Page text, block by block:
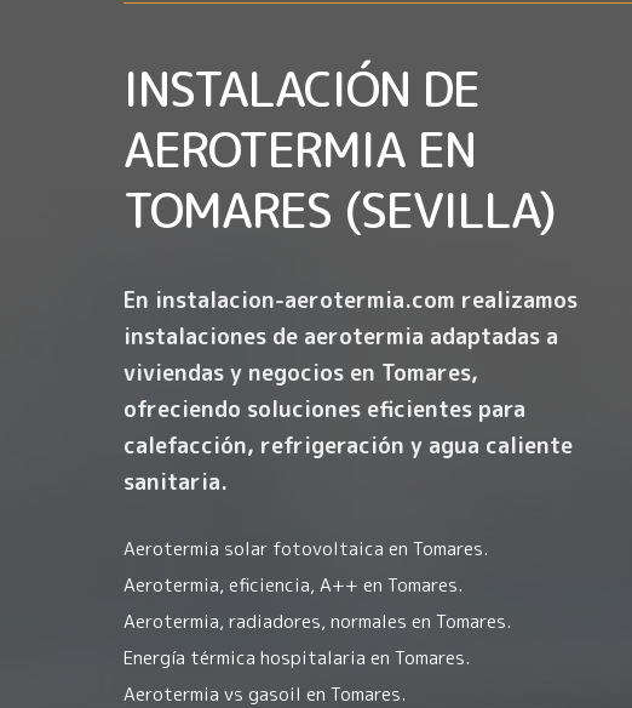
INSTALACIÓN DE
AEROTERMIA EN
TOMARES (SEVILLA)
En instalacion-aerotermia.com realizamos
instalaciones de aerotermia adaptadas a
viviendas y negocios en Tomares,
ofreciendo soluciones eficientes para
calefacción, refrigeración y agua caliente
sanitaria.
Aerotermia solar fotovoltaica en Tomares.
Aerotermia, eficiencia, A++ en Tomares.
Aerotermia, radiadores, normales en Tomares.
Energía térmica hospitalaria en Tomares.
Aerotermia vs gasoil en Tomares.